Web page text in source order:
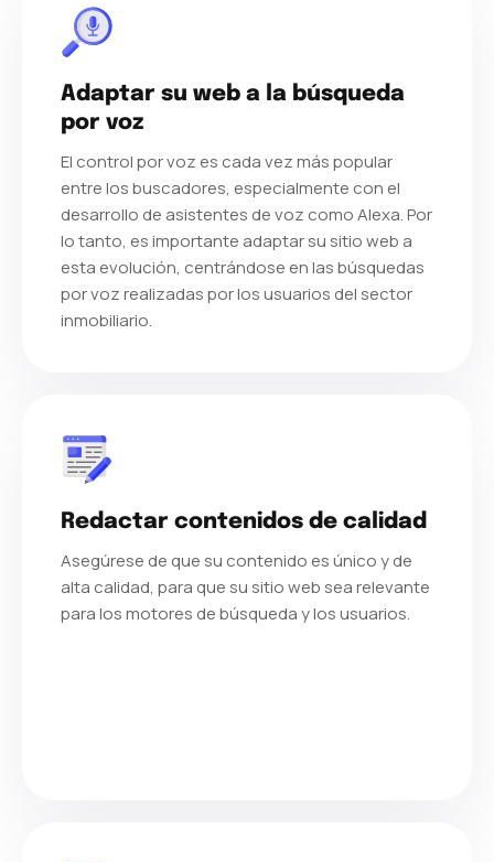
Adaptar su web a la búsqueda
por voz
El control por voz es cada vez más popular
entre los buscadores, especialmente con el
desarrollo de asistentes de voz como Alexa. Por
lo tanto, es importante adaptar su sitio web a
esta evolución, centrándose en las búsquedas
por voz realizadas por los usuarios del sector
inmobiliario.
Redactar contenidos de calidad
Asegúrese de que su contenido es único y de
alta calidad, para que su sitio web sea relevante
para los motores de búsqueda y los usuarios.